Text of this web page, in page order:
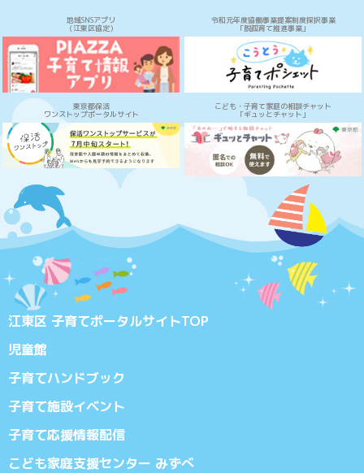
地域SNSアプリ
（江東区協定）
令和元年度協働事業提案制度採択事業
「脱孤育て推進事業」
東京都保活
ワンストップポータルサイト
こども・子育て家庭の相談チャット
「ギュッとチャット」
江東区 子育てポータルサイトTOP
児童館
子育てハンドブック
子育て施設イベント
子育て応援情報配信
こども家庭支援センター みずべ